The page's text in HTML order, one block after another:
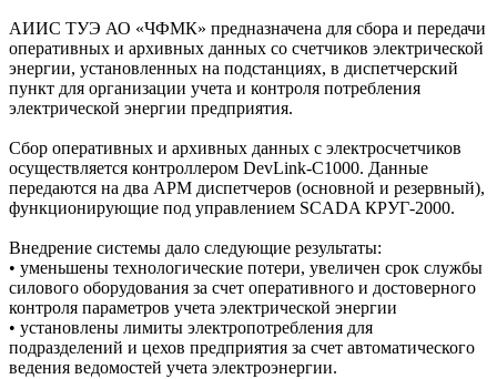
АИИС ТУЭ АО «ЧФМК» предназначена для сбора и передачи
оперативных и архивных данных со счетчиков электрической
энергии, установленных на подстанциях, в диспетчерский
пункт для организации учета и контроля потребления
электрической энергии предприятия.
Сбор оперативных и архивных данных с электросчетчиков
осуществляется контроллером DevLink-C1000. Данные
передаются на два АРМ диспетчеров (основной и резервный),
функционирующие под управлением SCADA КРУГ-2000.
Внедрение системы дало следующие результаты:
• уменьшены технологические потери, увеличен срок службы
силового оборудования за счет оперативного и достоверного
контроля параметров учета электрической энергии
• установлены лимиты электропотребления для
подразделений и цехов предприятия за счет автоматического
ведения ведомостей учета электроэнергии.